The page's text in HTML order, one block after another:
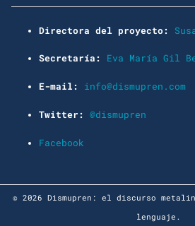
Directora del proyecto:
Secretaría: Eva María Gil
E-mail: info@dismupren.com
Twitter: @dismupren
Facebook
© 2026 Dismupren: el discurso
lenguaje.